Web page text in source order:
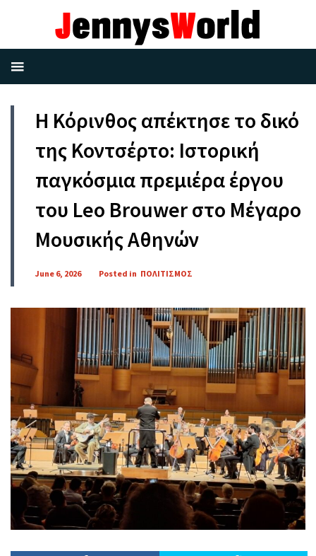
Η Κόρινθος απέκτησε το δικό
της Κοντσέρτο: Ιστορική
παγκόσμια πρεμιέρα έργου
του Leo Brouwer στο Μέγαρο
Μουσικής Αθηνών
June 6, 2026 Posted in ΠΟΛΙΤΙΣΜΟΣ